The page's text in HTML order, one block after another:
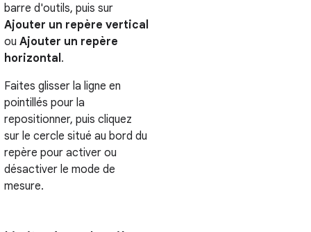
barre d'outils, puis sur
Ajouter un repère vertical
ou Ajouter un repère
horizontal.
Faites glisser la ligne en
pointillés pour la
repositionner, puis cliquez
sur le cercle situé au bord du
repère pour activer ou
désactiver le mode de
mesure.